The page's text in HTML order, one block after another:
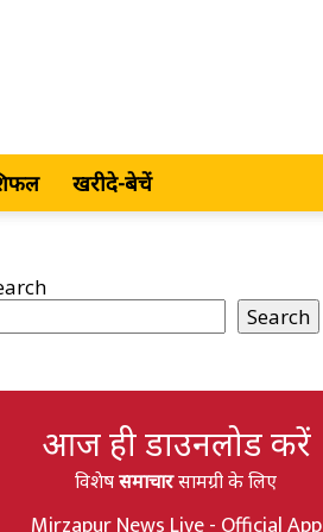
खरीदे-बेचें
Search
आज ही डाउनलोड करें
विशेषसमाचारसामग्री के लिए